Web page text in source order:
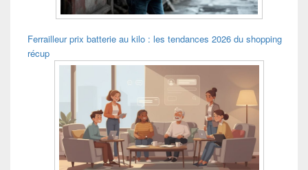
Ferrailleur prix batterie au kilo : les tendances 2026 du shopping
récup